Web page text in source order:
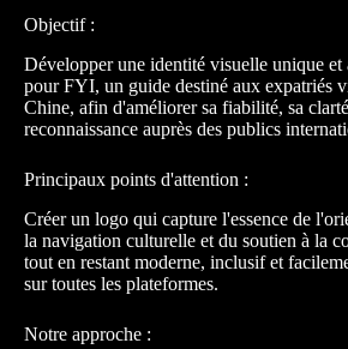
Objectif :
Développer une identité visuelle unique et
pour FYI, un guide destiné aux expatriés
Chine, afin d'améliorer sa fiabilité, sa
reconnaissance auprès des publics
Principaux points d'attention :
Créer un logo qui capture l'essence de
la navigation culturelle et du soutien à la
tout en restant moderne, inclusif et
sur toutes les plateformes.
Notre approche :